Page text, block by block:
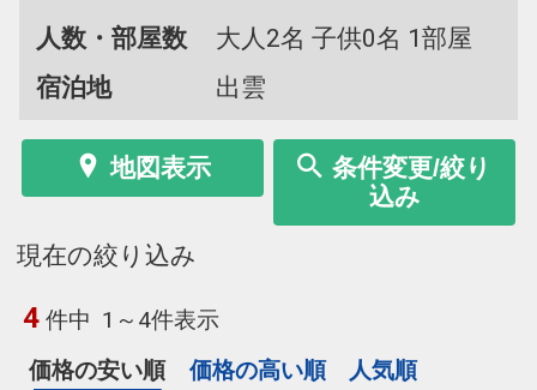
人数・部屋数
大人2名 子供0名 1部屋
宿泊地
出雲
地図表示
条件変更/絞り
込み
現在の絞り込み
4 件中 1～4件表示
価格の安い順
価格の高い順 人気順